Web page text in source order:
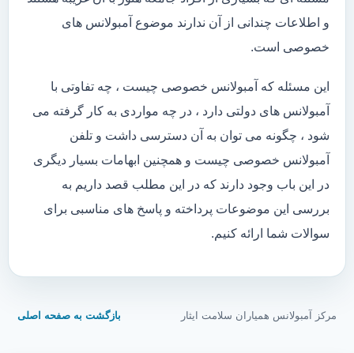
و اطلاعات چندانی از آن ندارند موضوع آمبولانس های
خصوصی است.
این مسئله که آمبولانس خصوصی چیست ، چه تفاوتی با
آمبولانس های دولتی دارد ، در چه مواردی به کار گرفته می
شود ، چگونه می توان به آن دسترسی داشت و تلفن
آمبولانس خصوصی چیست و همچنین ابهامات بسیار دیگری
در این باب وجود دارند که در این مطلب قصد داریم به
بررسی این موضوعات پرداخته و پاسخ های مناسبی برای
سوالات شما ارائه کنیم.
مرکز آمبولانس همیاران سلامت ایثار بازگشت به صفحه اصلی